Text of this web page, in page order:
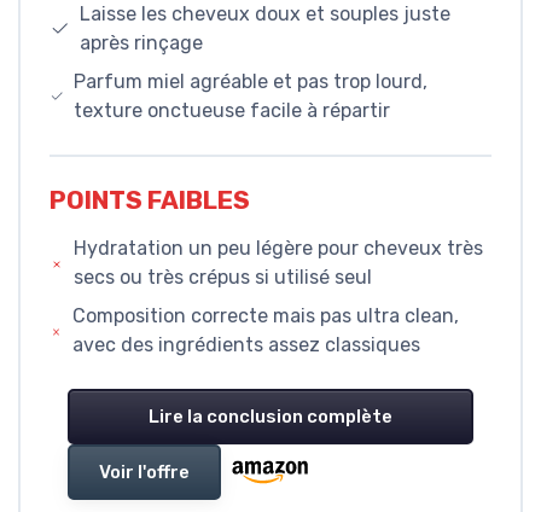
Laisse les cheveux doux et souples juste
après rinçage
Parfum miel agréable et pas trop lourd,
texture onctueuse facile à répartir
POINTS FAIBLES
Hydratation un peu légère pour cheveux très
secs ou très crépus si utilisé seul
Composition correcte mais pas ultra clean,
avec des ingrédients assez classiques
Lire la conclusion complète
Voir l'offre